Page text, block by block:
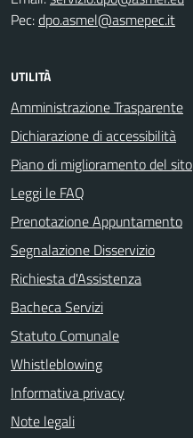
Pec:dpo.asmel@asmepec.it
UTILITÀ
Amministrazione Trasparente
Dichiarazione di accessibilità
Piano di miglioramento del sito
Leggi le FAQ
Prenotazione Appuntamento
Segnalazione Disservizio
Richiesta d'Assistenza
Bacheca Servizi
Statuto Comunale
Whistleblowing
Informativa privacy
Note legali